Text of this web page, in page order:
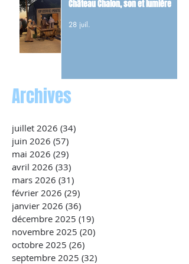
Château Chalon, son et lumière
28 juil.
Archives
juillet 2026 (34)
juin 2026 (57)
mai 2026 (29)
avril 2026 (33)
mars 2026 (31)
février 2026 (29)
janvier 2026 (36)
décembre 2025 (19)
novembre 2025 (20)
octobre 2025 (26)
septembre 2025 (32)